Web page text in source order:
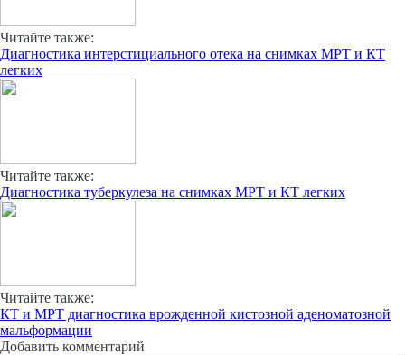
Читайте также:
Диагностика интерстициального отека на снимках МРТ и КТ
легких
Читайте также:
Диагностика туберкулеза на снимках МРТ и КТ легких
Читайте также:
КТ и МРТ диагностика врожденной кистозной аденоматозной
мальформации
Добавить комментарий